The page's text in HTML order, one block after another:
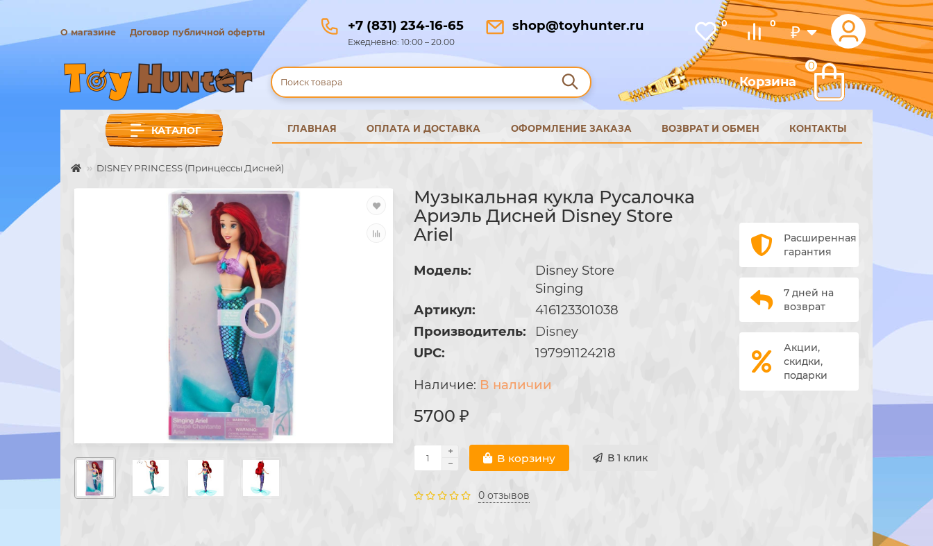
₽
0
0
+7 (831) 234-16-65
Ежедневно: 10:00 – 20.00
shop@toyhunter.ru
О магазине Договор публичной оферты
Корзина
0
КАТАЛОГ ГЛАВНАЯ ОПЛАТА И ДОСТАВКА ОФОРМЛЕНИЕ ЗАКАЗА ВОЗВРАТ И ОБМЕН КОНТАКТЫ
DISNEY PRINCESS (Принцессы Дисней)
Музыкальная кукла Русалочка
Ариэль Дисней Disney Store
Ariel
Модель:
Disney Store
Singing
Артикул:
416123301038
Производитель:
Disney
UPC:
197991124218
В наличии
5700 ₽
В корзину В 1 клик
0 отзывов
Расширенная
гарантия
7 дней на
возврат
Акции,
скидки,
подарки